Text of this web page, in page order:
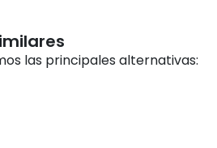
las principales alternativas: